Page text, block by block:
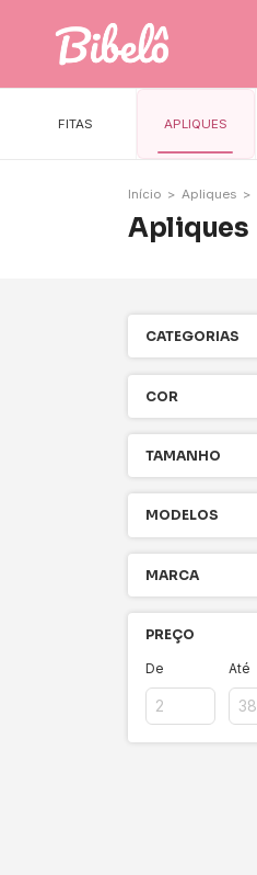
FITAS APLIQUES
Início > Apliques >
Apliques
CATEGORIAS
COR
TAMANHO
MODELOS
MARCA
PREÇO
De Até